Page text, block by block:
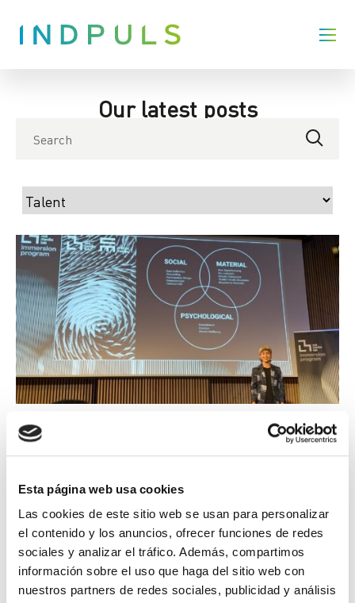
Esta página web usa cookies
Las cookies de este sitio web se usan para personalizar
el contenido y los anuncios, ofrecer funciones de redes
sociales y analizar el tráfico. Además, compartimos
información sobre el uso que haga del sitio web con
nuestros partners de redes sociales, publicidad y análisis
Our latest posts
Talent
INDPULS at the MIT Media Lab Immersion
Session: key insights for the future of
innovation
READ ARTICLE →